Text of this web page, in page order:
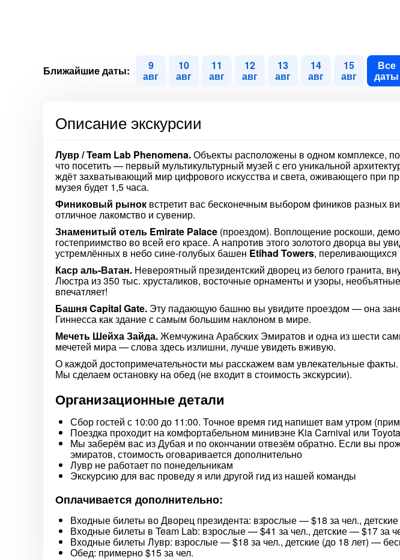
Ближайшие даты: 9
авг
10
авг
11
авг
12
авг
13
авг
14
авг
15
авг
Все
даты
Описание экскурсии
Лувр / Team Lab Phenomena.Объекты расположены в одном комплексе,
что посетить — первый мультикультурный музей с его уникальной
ждёт захватывающий мир цифрового искусства и света, оживающего при
музея будет 1,5 часа.
Финиковый рынок встретит вас бесконечным выбором фиников разных
отличное лакомство и сувенир.
Знаменитый отель Emirate Palace (проездом). Воплощение роскоши,
гостеприимство во всей его красе. А напротив этого золотого дворца вы
устремлённых в небо сине-голубых башен Etihad Towers, переливающихся
Каср аль-Ватан. Невероятный президентский дворец из белого гранита,
Люстра из 350 тыс. хрусталиков, восточные орнаменты и узоры,
впечатляет!
Башня Capital Gate. Эту падающую башню вы увидите проездом — она
Гиннесса как здание с самым большим наклоном в мире.
Мечеть Шейха Зайда.Жемчужина Арабских Эмиратов и одна из шести
мечетей мира — слова здесь излишни, лучше увидеть вживую.
О каждой достопримечательности мы расскажем вам увлекательные факты.
Мы сделаем остановку на обед (не входит в стоимость экскурсии).
Организационные детали
Сбор гостей с 10:00 до 11:00. Точное время гид напишет вам утром
Поездка проходит на комфортабельном минивэне Kia Carnival или
Мы заберём вас из Дубая и по окончании отвезём обратно. Если вы
эмиратов, стоимость оговаривается дополнительно
Лувр не работает по понедельникам
Экскурсию для вас проведу я или другой гид из нашей команды
Оплачивается дополнительно:
Входные билеты во Дворец президента: взрослые — $18 за чел.,
Входные билеты в Team Lab: взрослые — $41 за чел., детские — $17 за
Входные билеты Лувр: взрослые — $18 за чел., детские (до 18 лет) —
Обед: примерно $15 за чел.